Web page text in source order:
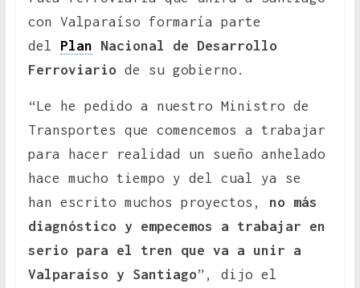
con Valparaíso formaría parte
del Plan Nacional de Desarrollo
Ferroviario de su gobierno.
“Le he pedido a nuestro Ministro de
Transportes que comencemos a trabajar
para hacer realidad un sueño anhelado
hace mucho tiempo y del cual ya se
han escrito muchos proyectos, no más
diagnóstico y empecemos a trabajar en
serio para el tren que va a unir a
Valparaíso y Santiago”, dijo el